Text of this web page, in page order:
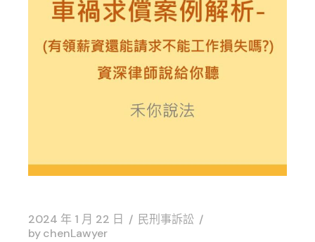
2024 年 1 月 22 日
民刑事訴訟
bychenLawyer